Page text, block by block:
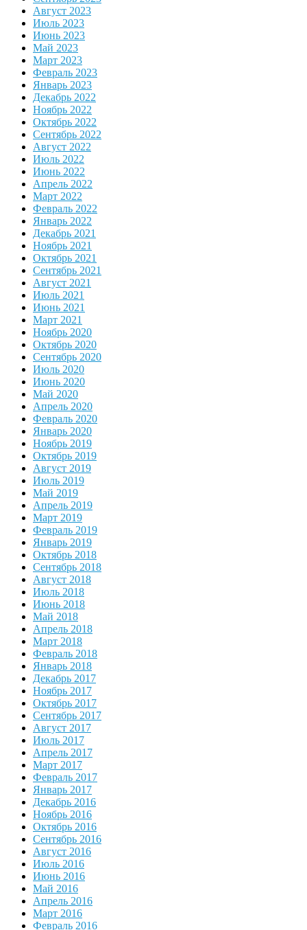
Август 2023
Июль 2023
Июнь 2023
Май 2023
Март 2023
Февраль 2023
Январь 2023
Декабрь 2022
Ноябрь 2022
Октябрь 2022
Сентябрь 2022
Август 2022
Июль 2022
Июнь 2022
Апрель 2022
Март 2022
Февраль 2022
Январь 2022
Декабрь 2021
Ноябрь 2021
Октябрь 2021
Сентябрь 2021
Август 2021
Июль 2021
Июнь 2021
Март 2021
Ноябрь 2020
Октябрь 2020
Сентябрь 2020
Июль 2020
Июнь 2020
Май 2020
Апрель 2020
Февраль 2020
Январь 2020
Ноябрь 2019
Октябрь 2019
Август 2019
Июль 2019
Май 2019
Апрель 2019
Март 2019
Февраль 2019
Январь 2019
Октябрь 2018
Сентябрь 2018
Август 2018
Июль 2018
Июнь 2018
Май 2018
Апрель 2018
Март 2018
Февраль 2018
Январь 2018
Декабрь 2017
Ноябрь 2017
Октябрь 2017
Сентябрь 2017
Август 2017
Июль 2017
Апрель 2017
Март 2017
Февраль 2017
Январь 2017
Декабрь 2016
Ноябрь 2016
Октябрь 2016
Сентябрь 2016
Август 2016
Июль 2016
Июнь 2016
Май 2016
Апрель 2016
Март 2016
Февраль 2016